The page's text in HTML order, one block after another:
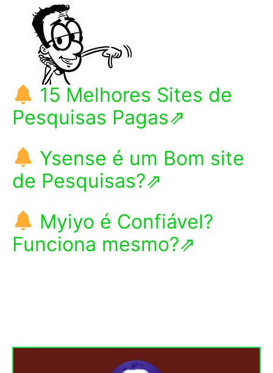
15 Melhores Sites de
Pesquisas Pagas⇗
Ysense é um Bom site
de Pesquisas?⇗
Myiyo é Confiável?
Funciona mesmo?⇗